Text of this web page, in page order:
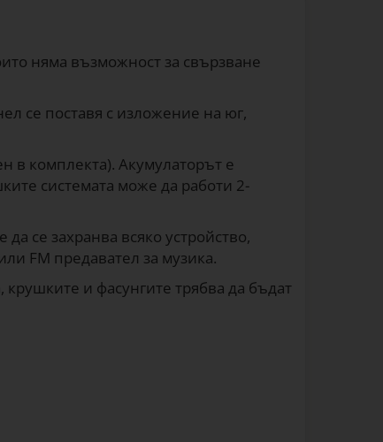
няма възможност за свързване
се поставя с изложение на юг,
в комплекта). Акумулаторът е
системата може да работи 2-
се захранва всяко устройство,
FM предавател за музика.
и фасунгите трябва да бъдат